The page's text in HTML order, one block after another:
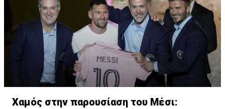
Χαμός στην παρουσίαση του Μέσι: